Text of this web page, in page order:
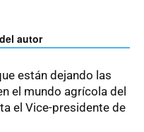
autor
están dejando las
el mundo agrícola del
el Vice-presidente de